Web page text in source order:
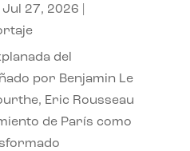
Jul 27, 2026
del
por Benjamin Le
Eric Rousseau
de París como